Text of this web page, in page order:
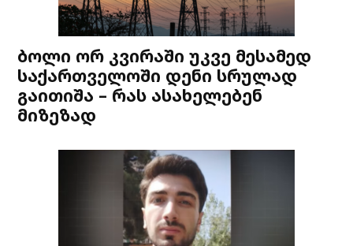
ბოლი ორ კვირაში უკვე მესამედ
საქართველოში დენი სრულად
გაითიშა – რას ასახელებენ
მიზეზად